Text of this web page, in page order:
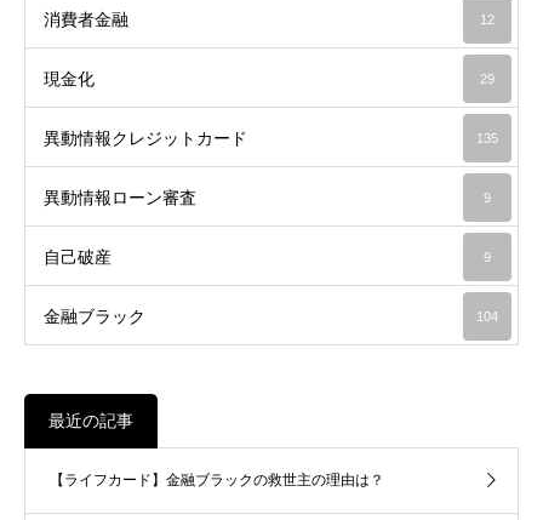
消費者金融 12
現金化 29
異動情報クレジットカード 135
異動情報ローン審査 9
自己破産 9
金融ブラック 104
最近の記事
【ライフカード】金融ブラックの救世主の理由は？